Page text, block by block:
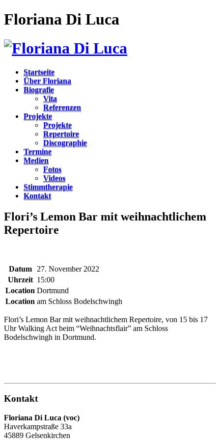
Floriana Di Luca
Startseite
Über Floriana
Biografie
Vita
Referenzen
Projekte
Projekte
Repertoire
Discographie
Termine
Medien
Fotos
Videos
Stimmtherapie
Kontakt
Flori’s Lemon Bar mit weihnachtlichem
Repertoire
Datum
27. November 2022
Uhrzeit 15:00
Location Dortmund
Location am Schloss Bodelschwingh
Flori’s Lemon Bar mit weihnachtlichem Repertoire, von 15 bis 17
Uhr Walking Act beim “Weihnachtsflair” am Schloss
Bodelschwingh in Dortmund.
Kontakt
Floriana Di Luca (voc)
Haverkampstraße 33a
45889 Gelsenkirchen